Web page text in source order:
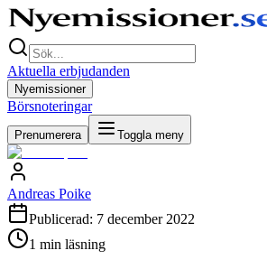
Aktuella erbjudanden
Nyemissioner
Börsnoteringar
Prenumerera Toggla meny
Andreas Poike
Publicerad: 7 december 2022
1 min läsning